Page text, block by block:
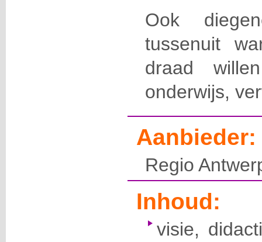
Ook
tussenuit
draad
onderwijs,
Aanbieder:
Regio
Inhoud:
visie,